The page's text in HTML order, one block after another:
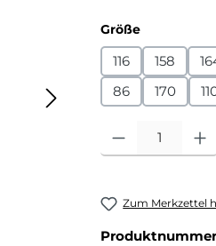
Größeauswählen
116 158
86
170
Produkt Anzahl:
Zum Merkzettel